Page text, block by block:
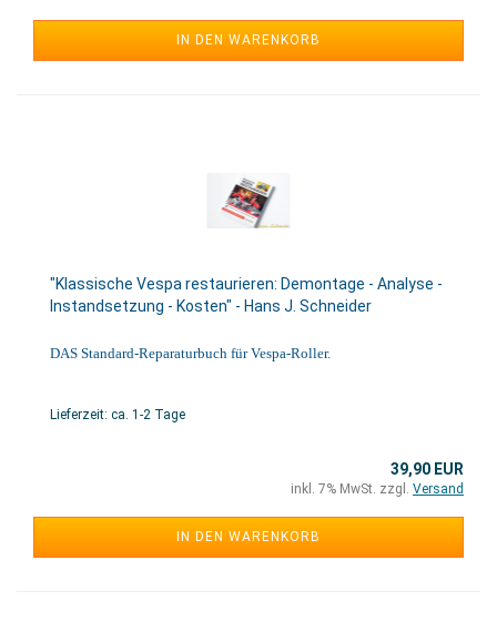
IN DEN WARENKORB
"Klassische Vespa restaurieren: Demontage - Analyse -
Instandsetzung - Kosten" - Hans J. Schneider
DAS Standard-Reparaturbuch für Vespa-Roller.
Lieferzeit: ca. 1-2 Tage
39,90 EUR
inkl. 7% MwSt. zzgl. Versand
IN DEN WARENKORB